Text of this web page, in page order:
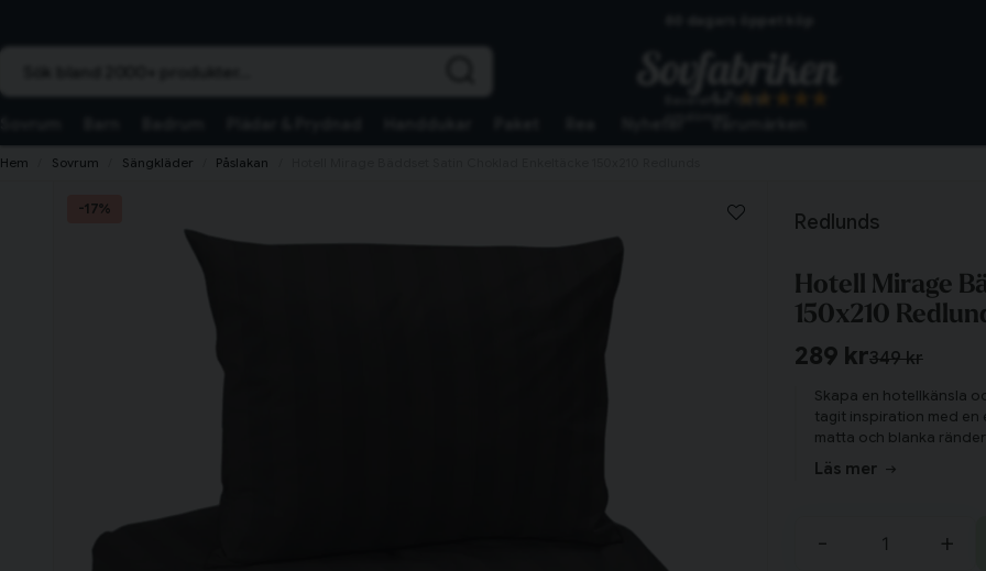
Skickas från lagret i Vinslöv
Hem Sovrum Sängkläder Påslakan
-17%
Redlunds
Hotell Mirage
150x210
349 kr
289 kr
Skapa en hotellkänsla
tagit inspiration med en
matta och blanka
djup i sovrummet.
Läs mer
- +